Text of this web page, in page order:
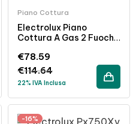
Piano Cottura
Electrolux Piano
Cottura A Gas 2 Fuochi
€114.64
€78.59
22% IVA Inclusa
-16%